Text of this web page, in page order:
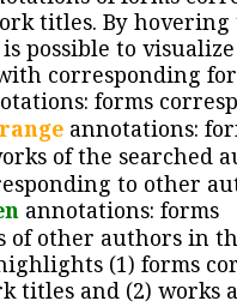
titles. By hovering
possible to
corresponding
forms
annotations:
of the searched
to other
annotations: forms
of other authors in
(1) forms
titles and (2) works